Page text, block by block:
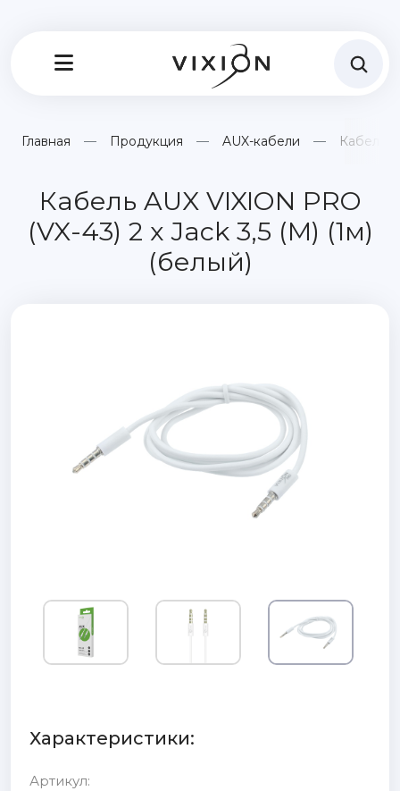
Главная Продукция AUX-кабели Кабель
Кабель AUX VIXION PRO
(VX-43) 2 x Jack 3,5 (M) (1м)
(белый)
Характеристики:
Артикул: